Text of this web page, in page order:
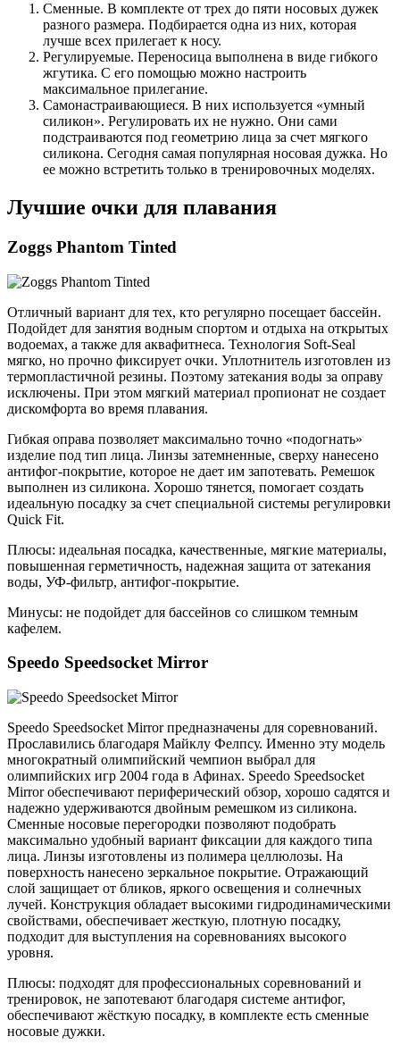
Сменные. В комплекте от трех до пяти носовых дужек
разного размера. Подбирается одна из них, которая
лучше всех прилегает к носу.
Регулируемые. Переносица выполнена в виде гибкого
жгутика. С его помощью можно настроить
максимальное прилегание.
Самонастраивающиеся. В них используется «умный
силикон». Регулировать их не нужно. Они сами
подстраиваются под геометрию лица за счет мягкого
силикона. Сегодня самая популярная носовая дужка. Но
ее можно встретить только в тренировочных моделях.
Лучшие очки для плавания
Zoggs Phantom Tinted
Отличный вариант для тех, кто регулярно посещает бассейн.
Подойдет для занятия водным спортом и отдыха на открытых
водоемах, а также для аквафитнеса. Технология Soft-Seal
мягко, но прочно фиксирует очки. Уплотнитель изготовлен из
термопластичной резины. Поэтому затекания воды за оправу
исключены. При этом мягкий материал пропионат не создает
дискомфорта во время плавания.
Гибкая оправа позволяет максимально точно «подогнать»
изделие под тип лица. Линзы затемненные, сверху нанесено
антифог-покрытие, которое не дает им запотевать. Ремешок
выполнен из силикона. Хорошо тянется, помогает создать
идеальную посадку за счет специальной системы регулировки
Quick Fit.
Плюсы: идеальная посадка, качественные, мягкие материалы,
повышенная герметичность, надежная защита от затекания
воды, УФ-фильтр, антифог-покрытие.
Минусы: не подойдет для бассейнов со слишком темным
кафелем.
Speedo Speedsocket Mirror
Speedo Speedsocket Mirror предназначены для соревнований.
Прославились благодаря Майклу Фелпсу. Именно эту модель
многократный олимпийский чемпион выбрал для
олимпийских игр 2004 года в Афинах. Speedo Speedsocket
Mirror обеспечивают периферический обзор, хорошо садятся и
надежно удерживаются двойным ремешком из силикона.
Сменные носовые перегородки позволяют подобрать
максимально удобный вариант фиксации для каждого типа
лица. Линзы изготовлены из полимера целлюлозы. На
поверхность нанесено зеркальное покрытие. Отражающий
слой защищает от бликов, яркого освещения и солнечных
лучей. Конструкция обладает высокими гидродинамическими
свойствами, обеспечивает жесткую, плотную посадку,
подходит для выступления на соревнованиях высокого
уровня.
Плюсы: подходят для профессиональных соревнований и
тренировок, не запотевают благодаря системе антифог,
обеспечивают жёсткую посадку, в комплекте есть сменные
носовые дужки.